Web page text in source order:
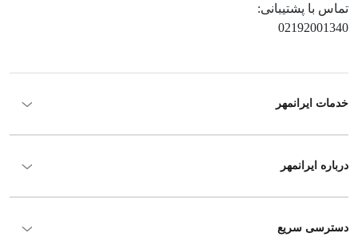
تماس با پشتیبانی:
02192001340
خدمات ایرانمهر
درباره ایرانمهر
دسترسی سریع